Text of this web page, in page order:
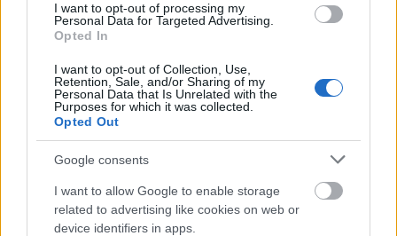
I want to opt-out of processing my
Personal Data for Targeted Advertising.
Opted In
I want to opt-out of Collection, Use,
Retention, Sale, and/or Sharing of my
Personal Data that Is Unrelated with the
Purposes for which it was collected.
Opted Out
Google consents
I want to allow Google to enable storage
related to advertising like cookies on web or
device identifiers in apps.
Milyen kreatívokat használjunk a
retargetinghez
•2011. június 16.
A display piac egyik fő mozgatórugója jelenleg a
perszonalizáció. A viselkedés alapú hirdetések, a
minél nagyobb relevancia, a személyre szabott
kreatívok azok, amelyek sikeresek lehetnek ebben a
reklámzajtól terhes közegben. Minden piaci szereplő
azt vallja, hogy a lehető…